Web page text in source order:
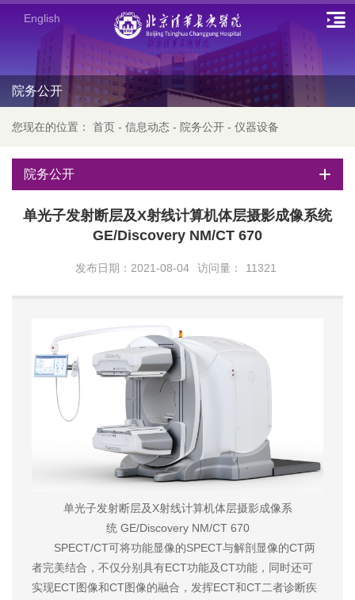
English
院务公开
您现在的位置： 首页 - 信息动态 - 院务公开 - 仪器设备
院务公开
单光子发射断层及X射线计算机体层摄影成像系统
GE/Discovery NM/CT 670
发布日期：2021-08-04 访问量： 11321
单光子发射断层及X射线计算机体层摄影成像系
统 GE/Discovery NM/CT 670
SPECT/CT可将功能显像的SPECT与解剖显像的CT两
者完美结合，不仅分别具有ECT功能及CT功能，同时还可
实现ECT图像和CT图像的融合，发挥ECT和CT二者诊断疾